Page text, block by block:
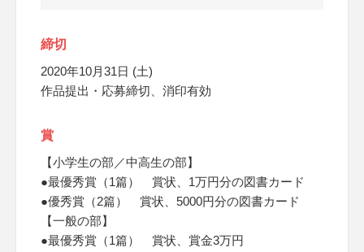
締切
2020年10月31日 (土)
作品提出・応募締切、消印有効
賞
【小学生の部／中高生の部】
●最優秀賞（1篇） 賞状、1万円分の図書カード
●優秀賞（2篇） 賞状、5000円分の図書カード
【一般の部】
●最優秀賞（1篇） 賞状、賞金3万円